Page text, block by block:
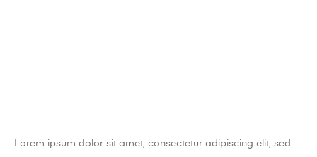
Lorem ipsum dolor sit amet, consectetur adipiscing elit, sed